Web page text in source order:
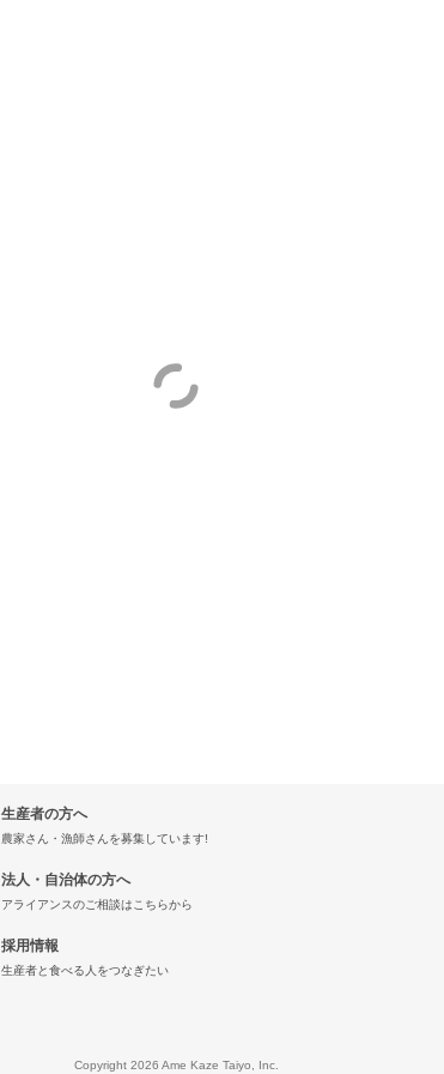
生産者の方へ
農家さん・漁師さんを募集しています!
法人・自治体の方へ
アライアンスのご相談はこちらから
採用情報
生産者と食べる人をつなぎたい
Copyright 2026 Ame Kaze Taiyo, Inc.